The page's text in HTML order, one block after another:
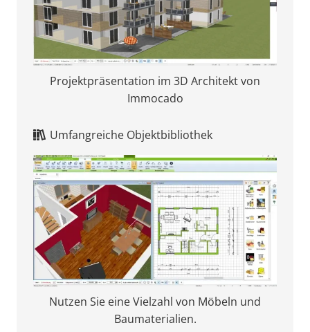
Projektpräsentation im 3D Architekt von
Immocado
Umfangreiche Objektbibliothek
Nutzen Sie eine Vielzahl von Möbeln und
Baumaterialien.